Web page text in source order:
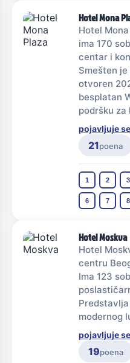
Hotel Mona
Hotel
ima 170
centar i
Smešten
otvoren
besplatan
podršku za
pojavljuje
21poena
1 2 3
6 7 8
Hotel Moskva
Hotel
centru
Ima 123
modernog
pojavljuje
19poena